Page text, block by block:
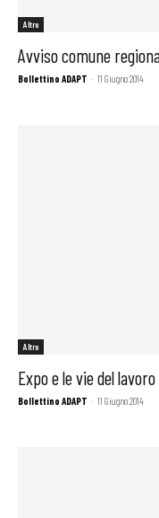
Altro
Avviso comune
Bollettino ADAPT - 11 Giugno 2014
Altro
Expo e le vie del lavoro
Bollettino ADAPT - 11 Giugno 2014